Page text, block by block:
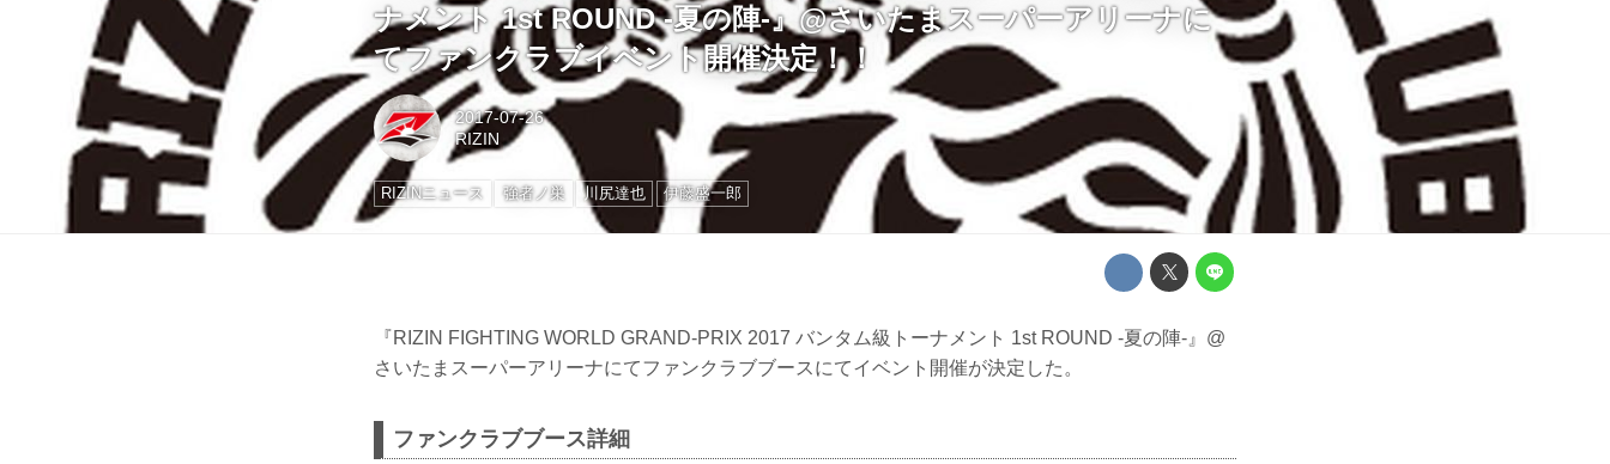
ナメント 1st ROUND -夏の陣-』@さいたまスーパーアリーナに
てファンクラブイベント開催決定！！
2017-07-26
RIZIN
RIZINニュース 強者ノ巣 川尻達也 伊藤盛一郎
『RIZIN FIGHTING WORLD GRAND-PRIX 2017 バンタム級トーナメント 1st ROUND -夏の陣-』@
さいたまスーパーアリーナにてファンクラブブースにてイベント開催が決定した。
ファンクラブブース詳細